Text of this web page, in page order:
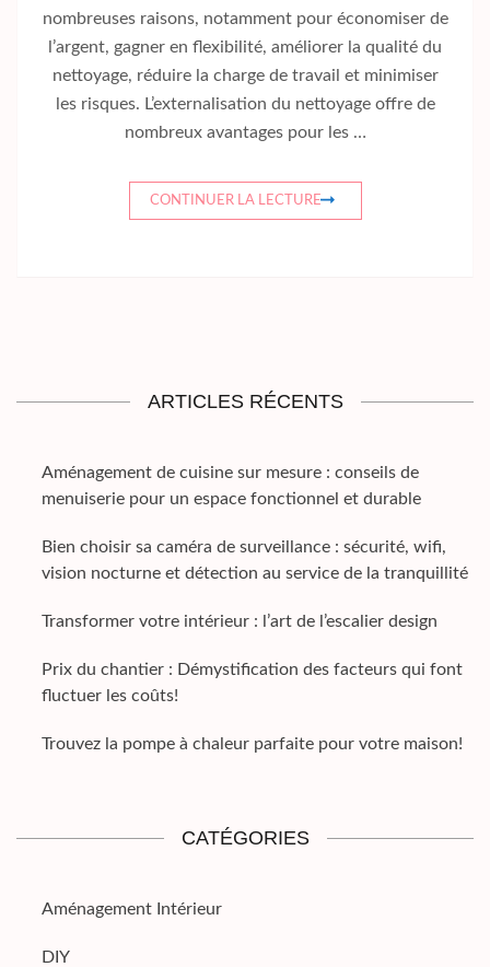
nombreuses raisons, notamment pour économiser de
l’argent, gagner en flexibilité, améliorer la qualité du
nettoyage, réduire la charge de travail et minimiser
les risques. L’externalisation du nettoyage offre de
nombreux avantages pour les …
CONTINUER LA LECTURE
ARTICLES RÉCENTS
Aménagement de cuisine sur mesure : conseils de
menuiserie pour un espace fonctionnel et durable
Bien choisir sa caméra de surveillance : sécurité, wifi,
vision nocturne et détection au service de la tranquillité
Transformer votre intérieur : l’art de l’escalier design
Prix du chantier : Démystification des facteurs qui font
fluctuer les coûts!
Trouvez la pompe à chaleur parfaite pour votre maison!
CATÉGORIES
Aménagement Intérieur
DIY